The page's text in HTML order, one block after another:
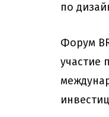
по
Форум
участие